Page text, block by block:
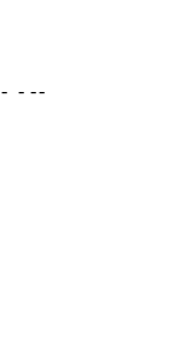
- - --